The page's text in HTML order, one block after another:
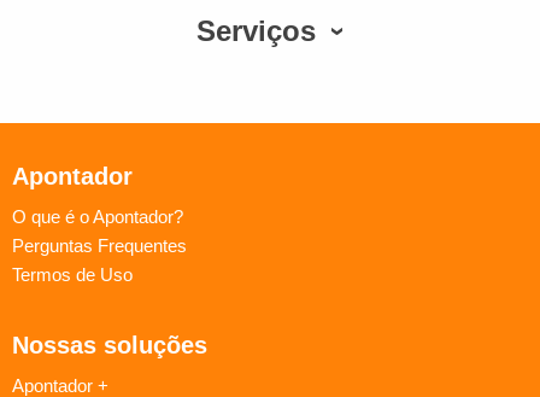
Serviços
Apontador
O que é o Apontador?
Perguntas Frequentes
Termos de Uso
Nossas soluções
Apontador +